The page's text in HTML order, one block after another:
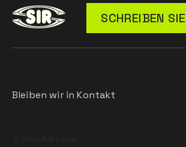
SCHREIBEN
Bleiben wir in Kontakt